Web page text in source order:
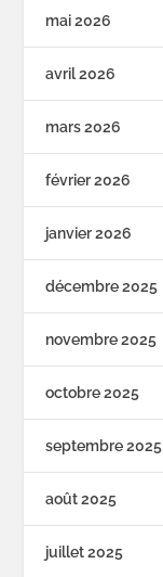
mai 2026
avril 2026
mars 2026
février 2026
janvier 2026
décembre 2025
novembre 2025
octobre 2025
septembre 2025
août 2025
juillet 2025